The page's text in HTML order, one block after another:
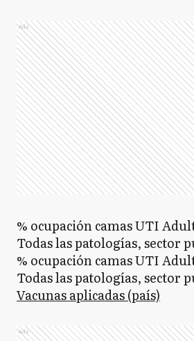
Ads
% ocupación camas UTI
Todas las patologías, sector
% ocupación camas UTI
Todas las patologías, sector
Vacunas aplicadas (país)
Ads